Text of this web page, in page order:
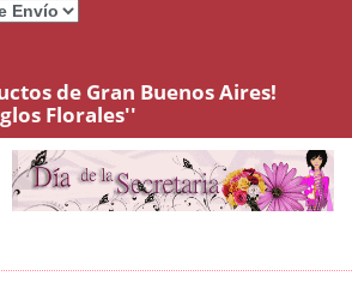
de Gran Buenos Aires!
Florales''